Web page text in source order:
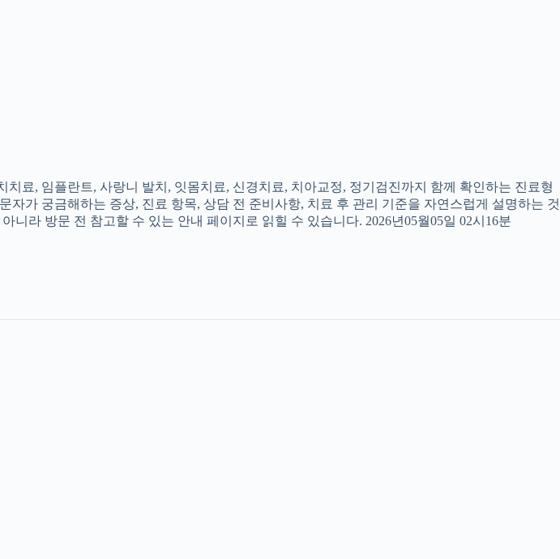
료, 임플란트, 사랑니 발치, 잇몸치료, 신경치료, 치아교정, 정기검진까지 함께 확인하는 진료형
가 궁금해하는 증상, 진료 항목, 상담 전 준비사항, 치료 후 관리 기준을 자연스럽게 설명하는 것
니라 방문 전 참고할 수 있는 안내 페이지로 읽힐 수 있습니다. 2026년05월05일 02시16분